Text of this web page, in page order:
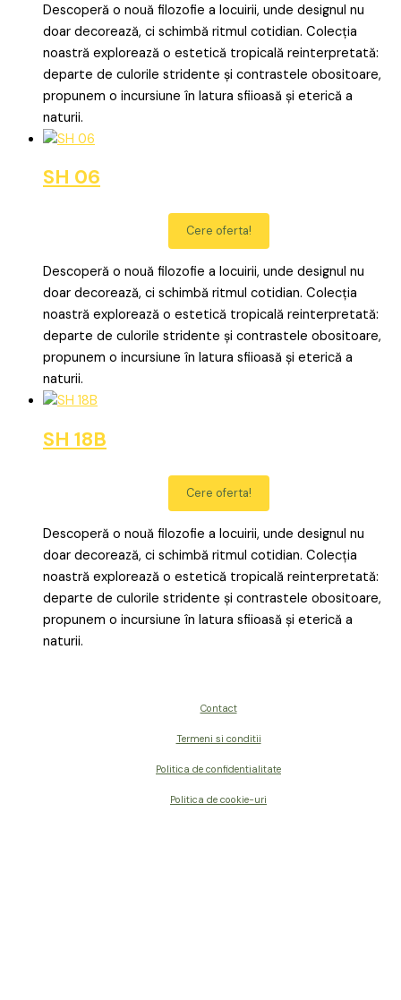
Descoperă o nouă filozofie a locuirii, unde designul nu
doar decorează, ci schimbă ritmul cotidian. Colecția
noastră explorează o estetică tropicală reinterpretată:
departe de culorile stridente și contrastele obositoare,
propunem o incursiune în latura sfiioasă și eterică a
naturii.
SH 06
Cere oferta!
Descoperă o nouă filozofie a locuirii, unde designul nu
doar decorează, ci schimbă ritmul cotidian. Colecția
noastră explorează o estetică tropicală reinterpretată:
departe de culorile stridente și contrastele obositoare,
propunem o incursiune în latura sfiioasă și eterică a
naturii.
SH 18B
Cere oferta!
Descoperă o nouă filozofie a locuirii, unde designul nu
doar decorează, ci schimbă ritmul cotidian. Colecția
noastră explorează o estetică tropicală reinterpretată:
departe de culorile stridente și contrastele obositoare,
propunem o incursiune în latura sfiioasă și eterică a
naturii.
Contact
Termeni si conditii
Politica de confidentialitate
Politica de cookie-uri